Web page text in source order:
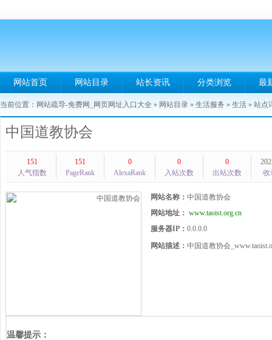
网站首页 网站目录 站长资讯 分类浏览 最
当前位置： 网站疏导-免费网_网页网址入口大全 » 网站目录 » 生活服务 » 生活 » 站点
中国道教协会
151
人气指数
151
PageRank
0
AlexaRank
0
入站次数
0
出站次数
收
网站名称： 中国道教协会
网站地址： www.taoist.org.cn
服务器IP： 0.0.0.0
网站描述： 中国道教协会
温馨提示：